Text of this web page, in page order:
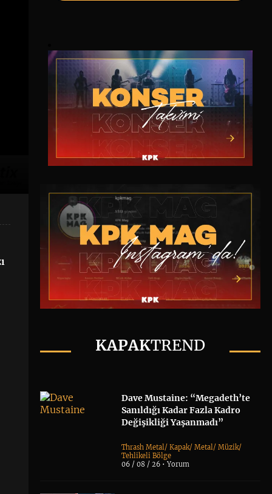
KAPAKTREND
Dave Mustaine: “Megadeth’te
Sanıldığı Kadar Fazla Kadro
Değişikliği Yaşanmadı”
Thrash Metal/Kapak/Metal/Müzik/
Tehlikeli Bölge
06 / 08 / 26 •Yorum